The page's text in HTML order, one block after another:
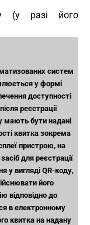
(у разі його
систем
у формі
доступності
реєстрації
мають бути надані
квитка зокрема
пристрою, на
для реєстрації
у вигляді QR-коду,
його
відповідно до
в електронному
квитка на надану